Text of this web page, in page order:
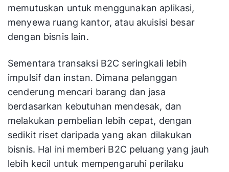
memutuskan untuk menggunakan aplikasi,
menyewa ruang kantor, atau akuisisi besar
dengan bisnis lain.
Sementara transaksi B2C seringkali lebih
impulsif dan instan. Dimana pelanggan
cenderung mencari barang dan jasa
berdasarkan kebutuhan mendesak, dan
melakukan pembelian lebih cepat, dengan
sedikit riset daripada yang akan dilakukan
bisnis. Hal ini memberi B2C peluang yang jauh
lebih kecil untuk mempengaruhi perilaku